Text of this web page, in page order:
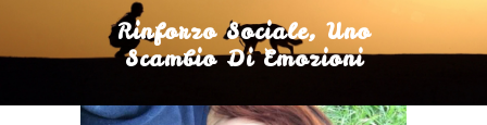
Rinforzo Sociale, Uno
Scambio Di Emozioni